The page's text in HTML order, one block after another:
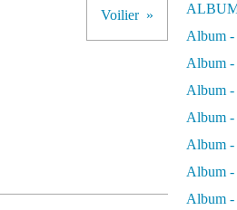
Voilier
Album -
Album -
Album -
Album -
Album -
Album -
Album -